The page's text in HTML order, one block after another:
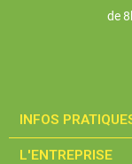
de
INFOS
L'ENTREPRISE​